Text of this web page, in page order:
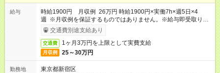
給与
時給1900円 月収例 26万円 時給1900円×実働7h×週5日×4
週 ※月収例を保証するものではありません。※給与即受取りサ
ービス利用可（利用条件有）
交通費別途支給あり
交通費 1ヶ月3万円を上限として実費支給
月収例 25～30万円
勤務地
東京都新宿区